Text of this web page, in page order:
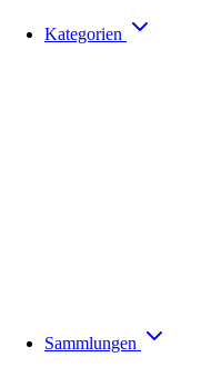
Kategorien
Sammlungen